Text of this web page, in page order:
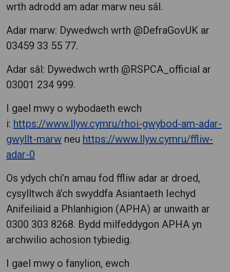
wrth adrodd am adar marw neu sâl.
Adar marw: Dywedwch wrth @DefraGovUK ar
03459 33 55 77.
Adar sâl: Dywedwch wrth @RSPCA_official ar
03001 234 999.
I gael mwy o wybodaeth ewch
i: https://www.llyw.cymru/rhoi-gwybod-am-adar-
gwyllt-marw neu https://www.llyw.cymru/ffliw-
adar-0
Os ydych chi’n amau fod ffliw adar ar droed,
cysylltwch â’ch swyddfa Asiantaeth Iechyd
Anifeiliaid a Phlanhigion (APHA) ar unwaith ar
0300 303 8268. Bydd milfeddygon APHA yn
archwilio achosion tybiedig.
I gael mwy o fanylion, ewch